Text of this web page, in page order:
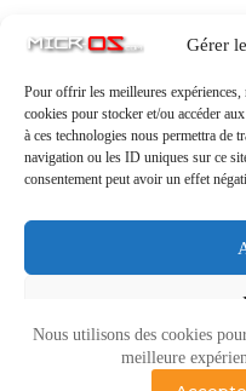
Gérer
Pour offrir les meilleures
cookies pour stocker et/ou accéder
à ces technologies nous permettra de
navigation ou les ID uniques sur ce
consentement peut avoir un effet
Voir
Nous utilisons des cookies
meilleure
Laisser un commentaire
Vous devez